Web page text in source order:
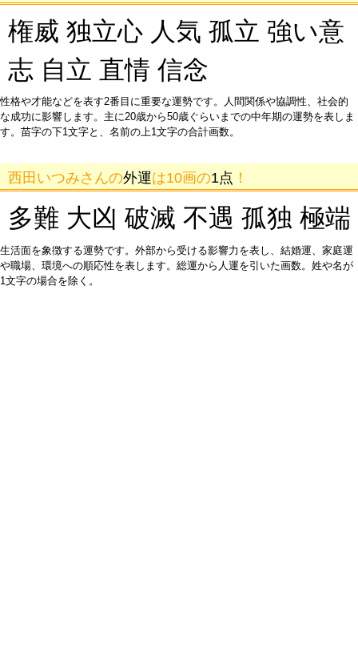
権威 独立心 人気 孤立 強い意
志 自立 直情 信念
性格や才能などを表す2番目に重要な運勢です。人間関係や協調性、社会的
な成功に影響します。主に20歳から50歳ぐらいまでの中年期の運勢を表しま
す。苗字の下1文字と、名前の上1文字の合計画数。
西田いつみさんの外運は10画の1点 ！
多難 大凶 破滅 不遇 孤独 極端
生活面を象徴する運勢です。外部から受ける影響力を表し、結婚運、家庭運
や職場、環境への順応性を表します。総運から人運を引いた画数。姓や名が
1文字の場合を除く。